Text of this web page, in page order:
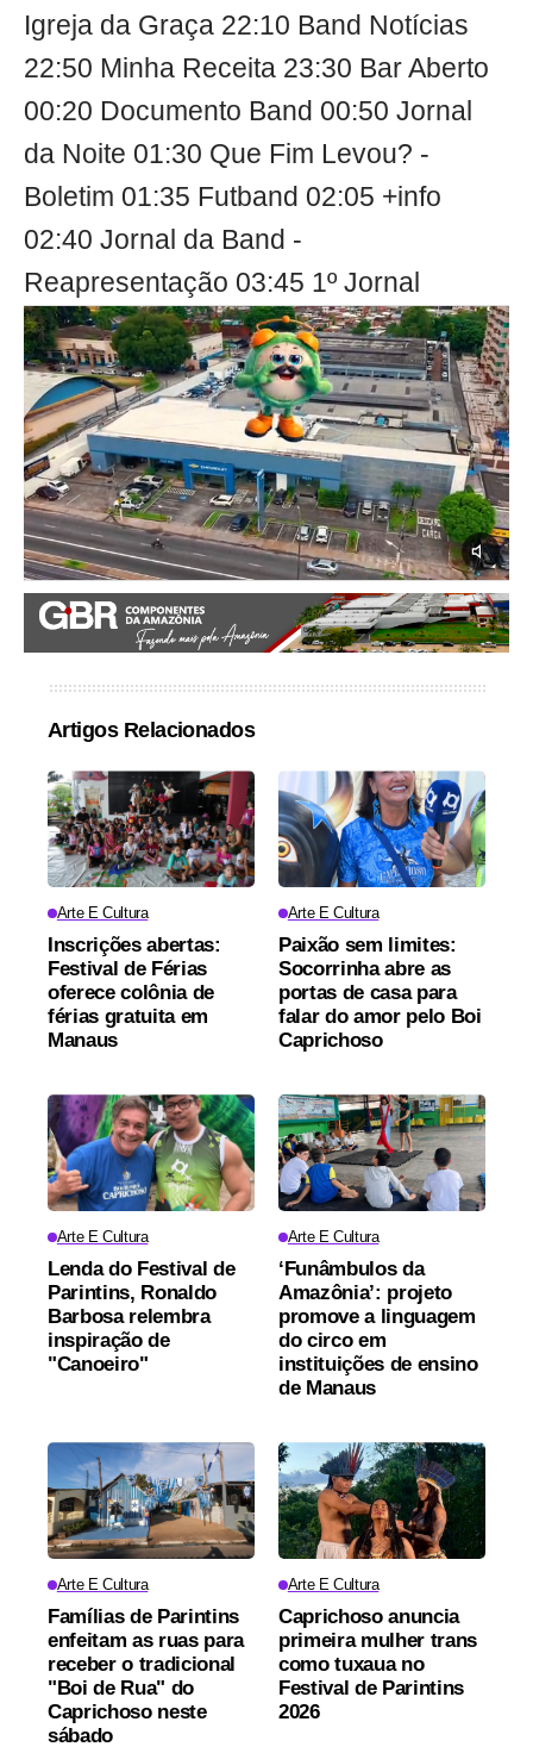
Igreja da Graça 22:10 Band Notícias
22:50 Minha Receita 23:30 Bar Aberto
00:20 Documento Band 00:50 Jornal
da Noite 01:30 Que Fim Levou? -
Boletim 01:35 Futband 02:05 +info
02:40 Jornal da Band -
Reapresentação 03:45 1º Jornal
Artigos Relacionados
Arte E Cultura
Inscrições abertas:
Festival de Férias
oferece colônia de
férias gratuita em
Manaus
Arte E Cultura
Paixão sem limites:
Socorrinha abre as
portas de casa para
falar do amor pelo Boi
Caprichoso
Arte E Cultura
Lenda do Festival de
Parintins, Ronaldo
Barbosa relembra
inspiração de
"Canoeiro"
Arte E Cultura
‘Funâmbulos da
Amazônia’: projeto
promove a linguagem
do circo em
instituições de ensino
de Manaus
Arte E Cultura
Famílias de Parintins
enfeitam as ruas para
receber o tradicional
"Boi de Rua" do
Caprichoso neste
sábado
Arte E Cultura
Caprichoso anuncia
primeira mulher trans
como tuxaua no
Festival de Parintins
2026